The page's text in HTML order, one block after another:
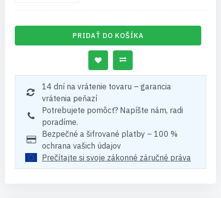
PRIDAŤ DO KOŠÍKA
14 dní na vrátenie tovaru – garancia
vrátenia peňazí
Potrebujete pomôcť? Napíšte nám, radi
poradíme.
Bezpečné a šifrované platby – 100 %
ochrana vašich údajov
Prečítajte si svoje zákonné záručné práva